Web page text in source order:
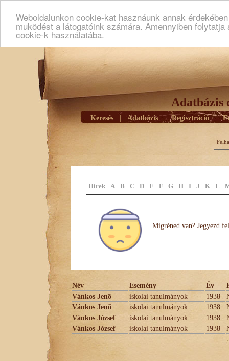
Weboldalunkon cookie-kat hasznáunk annak
muködést a látogatóink számára. Amennyiben
cookie-k használatába.
Adatbázis
Keresés Adatbázis | Regisztráció |
Hírek A B C D E F G H I J K L
Migréned van? Jegyezd
Név Esemény Év
Vánkos Jenõ
iskolai tanulmányok 1938
Vánkos Jenõ
iskolai tanulmányok 1938
Vánkos József
iskolai tanulmányok 1938
Vánkos József
iskolai tanulmányok 1938